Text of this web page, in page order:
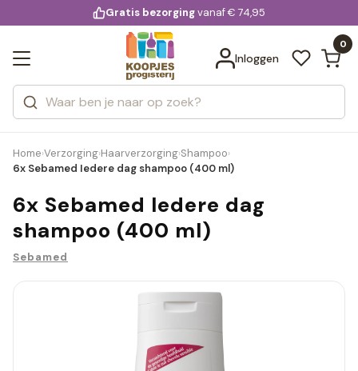
voor 20:00 uur besteld
Gratis bezorgingvanaf € 74,95
Inloggen
0
Zoeken
Categorieën
Merken
Bekijk alle resultaten
Home›Verzorging›Haarverzorging›Shampoo›
6x Sebamed Iedere dag shampoo (400 ml)
6x Sebamed Iedere dag
shampoo (400 ml)
Sebamed